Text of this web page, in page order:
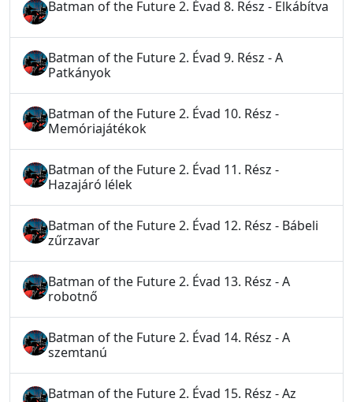
Batman of the Future 2. Évad 8. Rész - Elkábítva
Batman of the Future 2. Évad 9. Rész - A
Patkányok
Batman of the Future 2. Évad 10. Rész -
Memóriajátékok
Batman of the Future 2. Évad 11. Rész -
Hazajáró lélek
Batman of the Future 2. Évad 12. Rész - Bábeli
zűrzavar
Batman of the Future 2. Évad 13. Rész - A
robotnő
Batman of the Future 2. Évad 14. Rész - A
szemtanú
Batman of the Future 2. Évad 15. Rész - Az